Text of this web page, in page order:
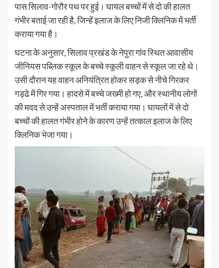
पास सिलाव-गोरौर पथ पर हुई। घायल बच्चों में से दो की हालत
गंभीर बताई जा रही है, जिन्हें इलाज के लिए निजी क्लिनिक में भर्ती
कराया गया है।
घटना के अनुसार, सिलाव प्रखंड के नेपुरा गांव स्थित आवासीय
जीनियस पब्लिक स्कूल के बच्चे स्कूली वाहन से स्कूल जा रहे थे।
उसी दौरान यह वाहन अनियंत्रित होकर सड़क से नीचे गिरकर
गड्ढे में गिर गया। हादसे में बच्चे जख्मी हो गए, और स्थानीय लोगों
की मदद से उन्हें अस्पताल में भर्ती कराया गया। घायलों में से दो
बच्चों की हालत गंभीर होने के कारण उन्हें तत्काल इलाज के लिए
क्लिनिक भेजा गया।